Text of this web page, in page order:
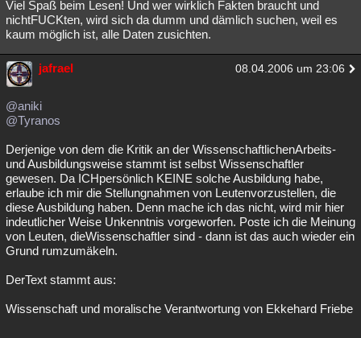
Viel Spaß beim Lesen! Und wer wirklich Fakten braucht und
nichtFUCKten, wird sich da dumm und dämlich suchen, weil es
kaum möglich ist, alle Daten zusichten.
jafrael 08.04.2006 um 23:06
@aniki
@Tyranos
Derjenige von dem die Kritik an der WissenschaftlichenArbeits-
und Ausbildungsweise stammt ist selbst Wissenschaftler
gewesen. Da ICHpersönlich KEINE solche Ausbildung habe,
erlaube ich mir die Stellungnahmen von Leutenvorzustellen, die
diese Ausbildung haben. Denn mache ich das nicht, wird mir hier
indeutlicher Weise Unkenntnis vorgeworfen. Poste ich die Meinung
von Leuten, dieWissenschaftler sind - dann ist das auch wieder ein
Grund rumzumäkeln.
DerText stammt aus:
Wissenschaft und moralische Verantwortung von Ekkehard Friebe